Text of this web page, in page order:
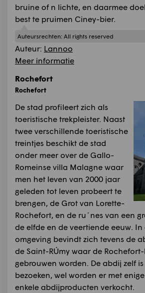
bruine of n lichte, en daarmee
best te pruimen Ciney-bier.
Auteursrechten: All rights reserved
Auteur: Lannoo
Meer informatie
Rochefort
Rochefort
De stad profileert zich als
toeristische trekpleister. Naast
twee verschillende toeristische
treintjes beschikt de stad
onder meer over de Gallo-
Romeinse villa Malagne waar
men het leven van 2000 jaar
geleden tot leven probeert te
brengen, de Grot van Lorette-
Rochefort, en de ru´nes van een
de elfde en de veertiende eeuw.
omgeving bevindt zich tevens de
de Saint-RÚmy waar de
gebrouwen worden. De abdij zelf
bezoeken, wel worden er met
enkele abdijproducten verkocht.